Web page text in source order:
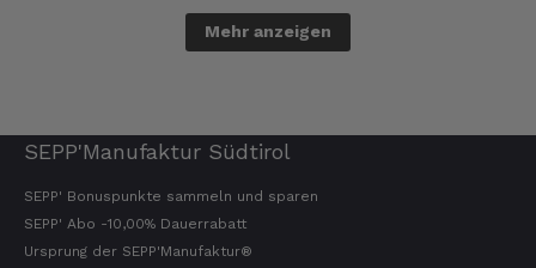
Mehr anzeigen
SEPP'Manufaktur Südtirol
SEPP' Bonuspunkte sammeln und sparen
SEPP' Abo -10,00% Dauerrabatt
Ursprung der SEPP'Manufaktur®